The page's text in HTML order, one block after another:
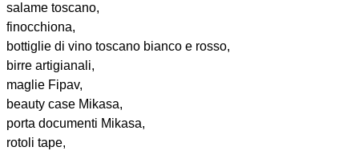
salame toscano,
finocchiona,
bottiglie di vino toscano bianco e rosso,
birre artigianali,
maglie Fipav,
beauty case Mikasa,
porta documenti Mikasa,
rotoli tape,